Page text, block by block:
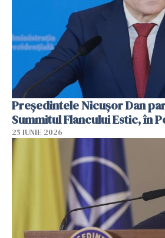
Preşedintele Nicuşor Dan
Summitul Flancului Estic, în
25 IUNIE 2026